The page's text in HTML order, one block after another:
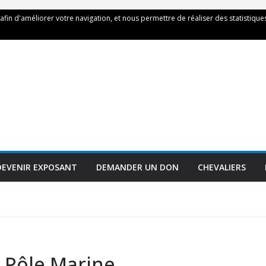
EXPOSANT DEMANDER UN DON CHEVALIERS
d'améliorer votre navigation, et nous permettre de réaliser des